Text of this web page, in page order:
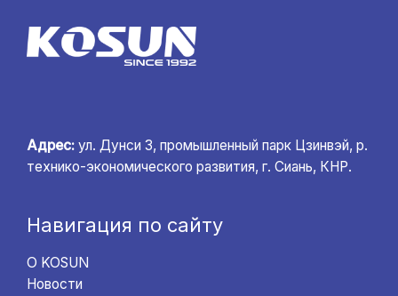
Адрес: ул. Дунси 3, промышленный парк Цзинвэй, р.
технико-экономического развития, г. Сиань, КНР.
Навигация по сайту
О KOSUN
Новости